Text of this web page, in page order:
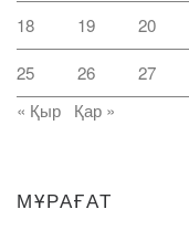
18 19 20
25 26 27
« Қыр
Қар »
МҰРАҒАТ